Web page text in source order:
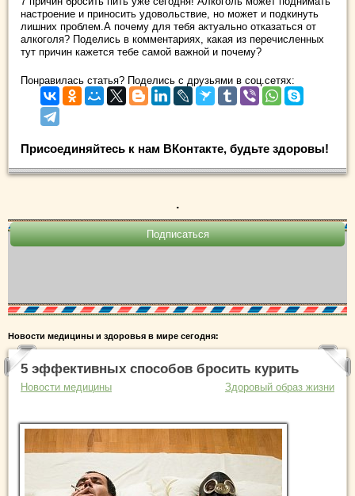
настроение и приносить удовольствие, но может и подкинуть
лишних проблем.А почему для тебя актуально отказаться от
алкоголя? Поделись в комментариях, какая из перечисленных
тут причин кажется тебе самой важной и почему?
Понравилась статья? Поделись с друзьями в соц.сетях:
Присоединяйтесь к нам ВКонтакте, будьте здоровы!
.
Новости медицины и здоровья в мире сегодня:
5 эффективных способов бросить курить
Новости медицины Здоровый образ жизни